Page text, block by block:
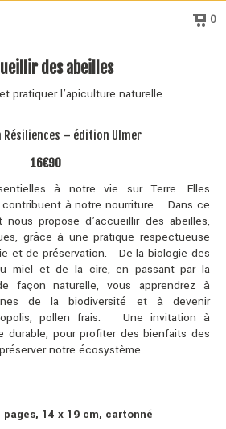
0
des abeilles
pratiquer l’apiculture naturelle
Résiliences – édition Ulmer
16€90
à notre vie sur Terre. Elles
à notre nourriture. Dans ce
nous propose d’accueillir des abeilles,
grâce à une pratique respectueuse
et de préservation. De la biologie des
miel et de la cire, en passant par la
façon naturelle, vous apprendrez à
de la biodiversité et à devenir
pollen frais. Une invitation à
durable, pour profiter des bienfaits des
notre écosystème.
14 x 19 cm, cartonné